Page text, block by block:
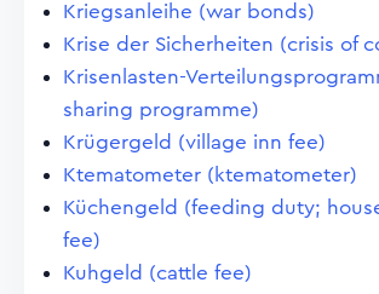
Kriegsanleihe (war bonds)
Krise der Sicherheiten (crisis of
Krisenlasten-
sharing programme)
Krügergeld (village inn fee)
Ktematometer (ktematometer)
Küchengeld (feeding duty;
fee)
Kuhgeld (cattle fee)